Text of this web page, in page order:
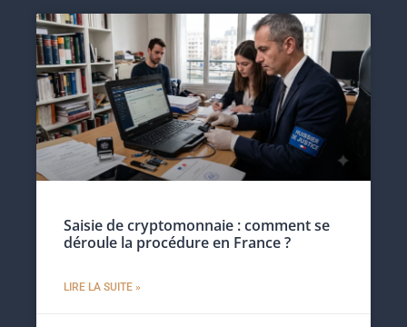
Saisie de cryptomonnaie : comment se
déroule la procédure en France ?
LIRE LA SUITE »